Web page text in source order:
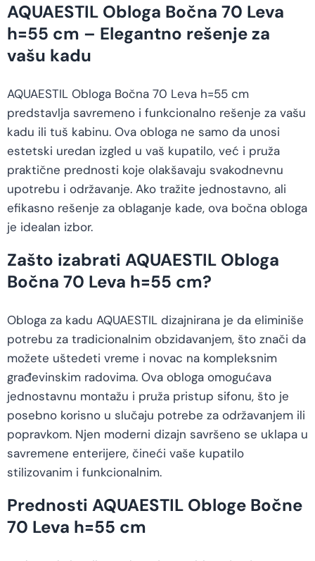
AQUAESTIL Obloga Bočna 70 Leva
h=55 cm – Elegantno rešenje za
vašu kadu
AQUAESTIL Obloga Bočna 70 Leva h=55 cm
predstavlja savremeno i funkcionalno rešenje za vašu
kadu ili tuš kabinu. Ova obloga ne samo da unosi
estetski uredan izgled u vaš kupatilo, već i pruža
praktične prednosti koje olakšavaju svakodnevnu
upotrebu i održavanje. Ako tražite jednostavno, ali
efikasno rešenje za oblaganje kade, ova bočna obloga
je idealan izbor.
Zašto izabrati AQUAESTIL Obloga
Bočna 70 Leva h=55 cm?
Obloga za kadu AQUAESTIL dizajnirana je da eliminiše
potrebu za tradicionalnim obzidavanjem, što znači da
možete uštedeti vreme i novac na kompleksnim
građevinskim radovima. Ova obloga omogućava
jednostavnu montažu i pruža pristup sifonu, što je
posebno korisno u slučaju potrebe za održavanjem ili
popravkom. Njen moderni dizajn savršeno se uklapa u
savremene enterijere, čineći vaše kupatilo
stilizovanim i funkcionalnim.
Prednosti AQUAESTIL Obloge Bočne
70 Leva h=55 cm